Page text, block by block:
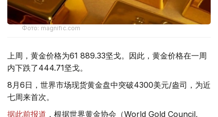
Фото: magnific.com
上周，黄金价格为61 889.33坚戈。因此，黄金价格在一周
内下跌了444.71坚戈。
8月6日，世界市场现货黄金盘中突破4300美元/盎司，为近
七周来首次。
据此前报道 ，根据世界黄金协会（World Gold Council,